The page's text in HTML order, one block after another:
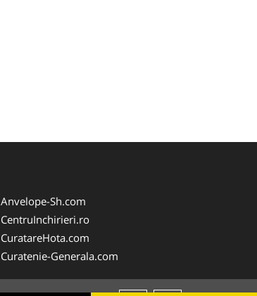
Anvelope-Sh.com
CentruInchirieri.ro
CuratareHota.com
Curatenie-Generala.com